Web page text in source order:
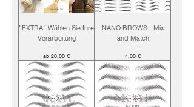
"EXTRA" Wählen Sie Ihre
Verarbeitung
ab 20,00 €
Sale-Preis
NANO BROWS - Mix
and Match
Preis
4,00 €